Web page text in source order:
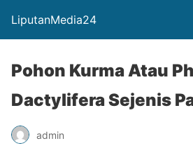
LiputanMedia24
Pohon Kurma Atau
Dactylifera Sejenis
admin